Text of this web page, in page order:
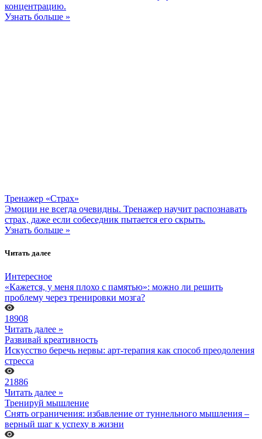
концентрацию.
Узнать больше »
Тренажер «Страх»
Эмоции не всегда очевидны. Тренажер научит распознавать
страх, даже если собеседник пытается его скрыть.
Узнать больше »
Читать далее
Интересное
«Кажется, у меня плохо с памятью»: можно ли решить
проблему через тренировки мозга?
18908
Читать далее »
Развивай креативность
Искусство беречь нервы: арт-терапия как способ преодоления
стресса
21886
Читать далее »
Тренируй мышление
Снять ограничения: избавление от туннельного мышления –
верный шаг к успеху в жизни